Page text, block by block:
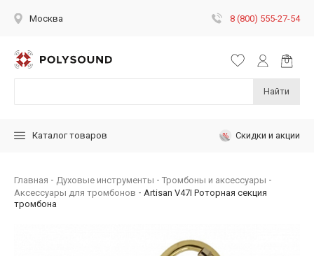
Москва 8 (800) 555-27-54
Найти
Каталог товаров Скидки и акции
Главная Духовые инструменты
Тромбоны и аксессуары
Аксессуары для тромбонов
Artisan V47I Роторная секция
тромбона